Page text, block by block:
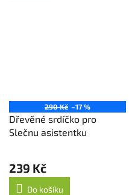
290 Kč –17 %
Dřevěné srdíčko pro
Slečnu asistentku
239 Kč
Do košíku